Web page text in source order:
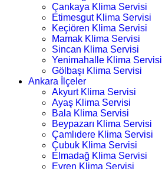
Çankaya Klima Servisi
Etimesgut Klima Servisi
Keçiören Klima Servisi
Mamak Klima Servisi
Sincan Klima Servisi
Yenimahalle Klima Servisi
Gölbaşı Klima Servisi
Ankara İlçeler
Akyurt Klima Servisi
Ayaş Klima Servisi
Bala Klima Servisi
Beypazarı Klima Servisi
Çamlıdere Klima Servisi
Çubuk Klima Servisi
Elmadağ Klima Servisi
Evren Klima Servisi